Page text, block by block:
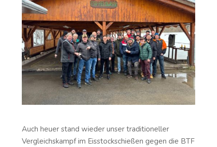
Auch heuer stand wieder unser traditioneller
Vergleichskampf im Eisstockschießen gegen die BTF